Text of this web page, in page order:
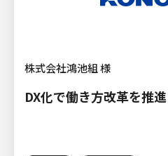
株式会社鴻池組 様
DX化で働き方改革を推